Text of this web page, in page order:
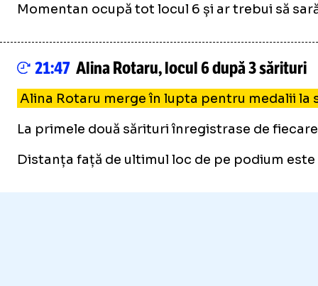
Momentan ocupă tot locul 6 și ar trebui să
21:47 Alina Rotaru, locul 6 după 3 sărituri
Alina Rotaru merge în lupta pentru medalii la
La primele două sărituri înregistrase de
Distanța față de ultimul loc de pe podium